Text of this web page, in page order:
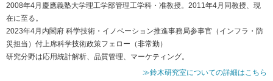
2008年4月慶應義塾大学理工学部管理工学科・准教授。2011年4月同教授、現
在に至る。
2023年4月内閣府 科学技術・イノベーション推進事務局参事官（インフラ・防
災担当）付上席科学技術政策フェロー（非常勤）
研究分野は応用統計解析、品質管理、マーケティング。
≫鈴木研究室についての詳細はこちら